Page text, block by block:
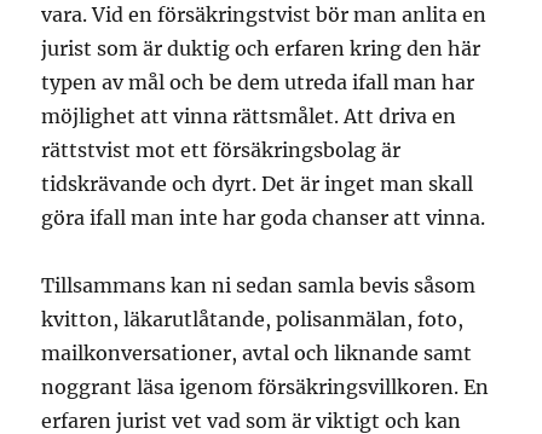
vara. Vid en försäkringstvist bör man anlita en
jurist som är duktig och erfaren kring den här
typen av mål och be dem utreda ifall man har
möjlighet att vinna rättsmålet. Att driva en
rättstvist mot ett försäkringsbolag är
tidskrävande och dyrt. Det är inget man skall
göra ifall man inte har goda chanser att vinna.
Tillsammans kan ni sedan samla bevis såsom
kvitton, läkarutlåtande, polisanmälan, foto,
mailkonversationer, avtal och liknande samt
noggrant läsa igenom försäkringsvillkoren. En
erfaren jurist vet vad som är viktigt och kan